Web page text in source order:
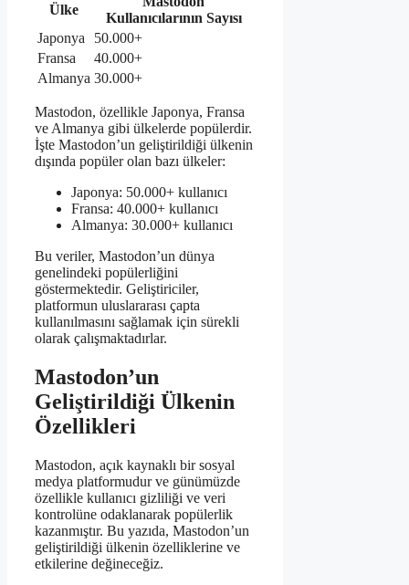
Ülke
Kullanıcılarının Sayısı
Japonya
50.000+
Fransa
40.000+
Almanya 30.000+
Mastodon, özellikle Japonya, Fransa
ve Almanya gibi ülkelerde popülerdir.
İşte Mastodon’un geliştirildiği ülkenin
dışında popüler olan bazı ülkeler:
Japonya: 50.000+ kullanıcı
Fransa: 40.000+ kullanıcı
Almanya: 30.000+ kullanıcı
Bu veriler, Mastodon’un dünya
genelindeki popülerliğini
göstermektedir. Geliştiriciler,
platformun uluslararası çapta
kullanılmasını sağlamak için sürekli
olarak çalışmaktadırlar.
Mastodon’un
Geliştirildiği Ülkenin
Özellikleri
Mastodon, açık kaynaklı bir sosyal
medya platformudur ve günümüzde
özellikle kullanıcı gizliliği ve veri
kontrolüne odaklanarak popülerlik
kazanmıştır. Bu yazıda, Mastodon’un
geliştirildiği ülkenin özelliklerine ve
etkilerine değineceğiz.